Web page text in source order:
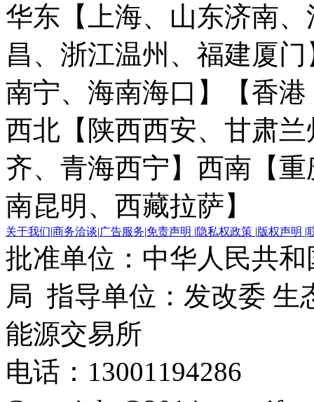
华东【上海、山东济南
昌、浙江温州、福建厦门
南宁、海南海口】
【香
西北【陕西西安、甘肃
齐、青海西宁】 西南【
南昆明、西藏拉萨】
关于我们|商务洽谈|广告服务|免责声明 |隐私权政策 |版权声明 |
批准单位：中华人民共
局 指导单位：发改委 生
能源交易所
电话：13001194286